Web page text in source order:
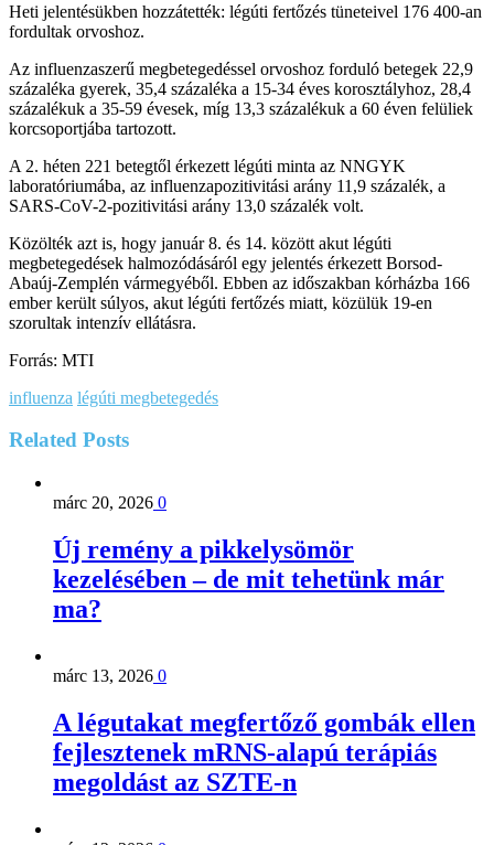
Heti jelentésükben hozzátették: légúti fertőzés tüneteivel 176 400-an
fordultak orvoshoz.
Az influenzaszerű megbetegedéssel orvoshoz forduló betegek 22,9
százaléka gyerek, 35,4 százaléka a 15-34 éves korosztályhoz, 28,4
százalékuk a 35-59 évesek, míg 13,3 százalékuk a 60 éven felüliek
korcsoportjába tartozott.
A 2. héten 221 betegtől érkezett légúti minta az NNGYK
laboratóriumába, az influenzapozitivitási arány 11,9 százalék, a
SARS-CoV-2-pozitivitási arány 13,0 százalék volt.
Közölték azt is, hogy január 8. és 14. között akut légúti
megbetegedések halmozódásáról egy jelentés érkezett Borsod-
Abaúj-Zemplén vármegyéből. Ebben az időszakban kórházba 166
ember került súlyos, akut légúti fertőzés miatt, közülük 19-en
szorultak intenzív ellátásra.
Forrás: MTI
influenza légúti megbetegedés
Related Posts
márc 20, 2026 0
Új remény a pikkelysömör
kezelésében – de mit tehetünk már
ma?
márc 13, 2026 0
A légutakat megfertőző gombák ellen
fejlesztenek mRNS-alapú terápiás
megoldást az SZTE-n